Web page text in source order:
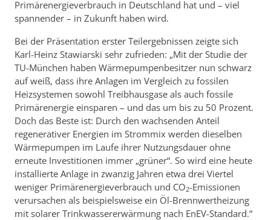
Primärenergieverbrauch in Deutschland hat und – viel
spannender – in Zukunft haben wird.
Bei der Präsentation erster Teilergebnissen zeigte sich
Karl-Heinz Stawiarski sehr zufrieden: „Mit der Studie der
TU-München haben Wärmepumpenbesitzer nun schwarz
auf weiß, dass ihre Anlagen im Vergleich zu fossilen
Heizsystemen sowohl Treibhausgase als auch fossile
Primärenergie einsparen – und das um bis zu 50 Prozent.
Doch das Beste ist: Durch den wachsenden Anteil
regenerativer Energien im Strommix werden dieselben
Wärmepumpen im Laufe ihrer Nutzungsdauer ohne
erneute Investitionen immer „grüner“. So wird eine heute
installierte Anlage in zwanzig Jahren etwa drei Viertel
weniger Primärenergieverbrauch und CO2-Emissionen
verursachen als beispielsweise ein Öl-Brennwertheizung
mit solarer Trinkwassererwärmung nach EnEV-Standard.“